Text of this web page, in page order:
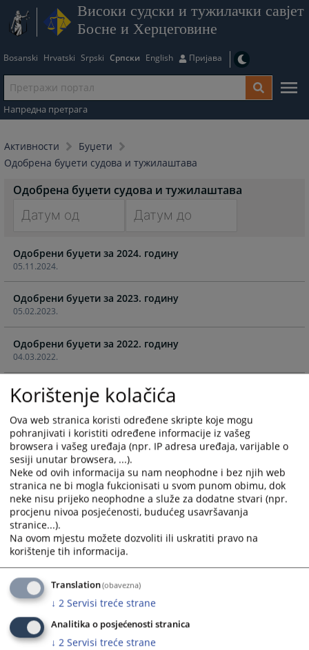
Високи судски и тужилачки савјет
Босне и Херцеговине
Bosanski Hrvatski Srpski Српски English Пријава
Напредна претрага
Активности
Буџети
Одобрена буџети судова и тужилаштава
Одобрена буџети судова и тужилаштава
forward
to
interact
with
the
calendar
and
select
a
date.
Press
the
question
mark
key
to
get
the
keyboard
shortcuts
for
changing
dates.
forward
interact
with
calendar
and
a
date.
Press
the
question
mark
key
to
get
the
shortcuts
for
changing
dates.
05.11.2024.
Одобрени буџети за 2024. годину
05.02.2023.
Одобрени буџети за 2023. годину
04.03.2022.
Одобрени буџети за 2022. годину
05.05.2021.
Одобрени буџети за 2021. годину
05.03.2020.
Одобрени буџети за 2020. годину
06.05.2019.
Одобрени буџети за 2019. годину
05.11.2018.
Одобрени буџети за 2018. годину
05.03.2017.
Одобрени буџети за 2017. годину
05.04.2016.
Одобрени буџети за 2016. годину
Korištenje kolačića
Ova web stranica koristi određene skripte koje mogu
pohranjivati i koristiti određene informacije iz vašeg
browsera i vašeg uređaja (npr. IP adresa uređaja, varijable o
sesiji unutar browsera, ...).
Neke od ovih informacija su nam neophodne i bez njih web
stranica ne bi mogla fukcionisati u svom punom obimu, dok
neke nisu prijeko neophodne a služe za dodatne stvari (npr.
procjenu nivoa posjećenosti, budućeg usavršavanja
stranice...).
Na ovom mjestu možete dozvoliti ili uskratiti pravo na
korištenje tih informacija.
Translation(obavezna)
↓ 2 Servisi treće strane
Analitika o posjećenosti stranica
↓ 2 Servisi treće strane